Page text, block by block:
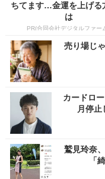
ちてます…金運を上げる
は
PR(合同会社デジタルファー
売り場じ
カードロ
月停
鷲見玲奈
「